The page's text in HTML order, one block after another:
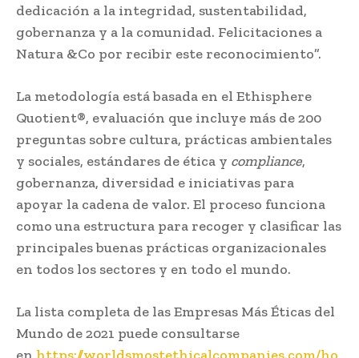
dedicación a la integridad, sustentabilidad,
gobernanza y a la comunidad. Felicitaciones a
Natura &Co por recibir este reconocimiento”.
La metodología está basada en el Ethisphere
Quotient®, evaluación que incluye más de 200
preguntas sobre cultura, prácticas ambientales
y sociales, estándares de ética y compliance,
gobernanza, diversidad e iniciativas para
apoyar la cadena de valor. El proceso funciona
como una estructura para recoger y clasificar las
principales buenas prácticas organizacionales
en todos los sectores y en todo el mundo.
La lista completa de las Empresas Más Éticas del
Mundo de 2021 puede consultarse